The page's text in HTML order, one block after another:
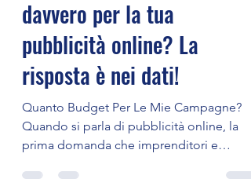
Quanto budget serve
davvero per la tua
pubblicità online? La
risposta è nei dati!
Quanto Budget Per Le Mie Campagne?
prima domanda che imprenditori e